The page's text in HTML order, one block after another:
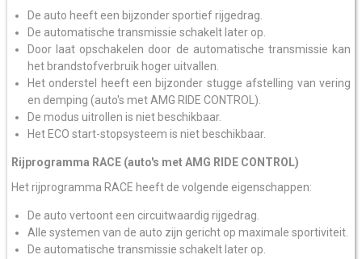
De auto heeft een bijzonder sportief rijgedrag.
De automatische transmissie schakelt later op.
Door laat opschakelen door de automatische transmissie kan
het brandstofverbruik hoger uitvallen.
Het onderstel heeft een bijzonder stugge afstelling van vering
en demping (auto's met AMG RIDE CONTROL).
De modus uitrollen is niet beschikbaar.
Het ECO start-stopsysteem is niet beschikbaar.
Rijprogramma RACE (auto's met AMG RIDE CONTROL)
Het rijprogramma RACE heeft de volgende eigenschappen:
De auto vertoont een circuitwaardig rijgedrag.
Alle systemen van de auto zijn gericht op maximale sportiviteit.
De automatische transmissie schakelt later op.